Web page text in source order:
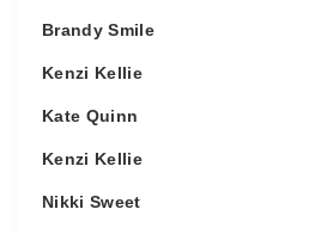
Brandy Smile
Kenzi Kellie
Kate Quinn
Kenzi Kellie
Nikki Sweet